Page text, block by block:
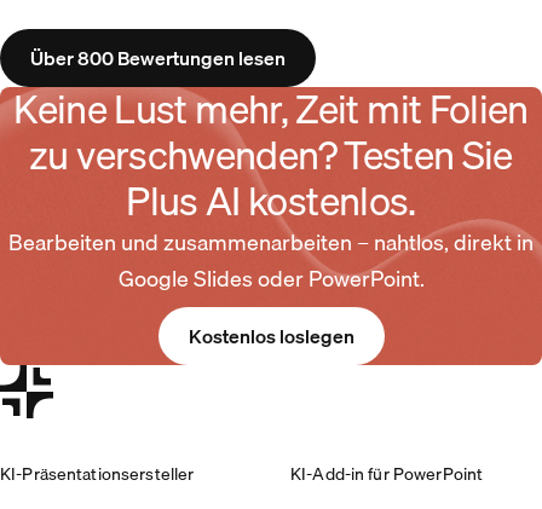
Über 800 Bewertungen lesen
Keine Lust mehr, Zeit mit Folien
zu verschwenden? Testen Sie
Plus AI kostenlos.
Bearbeiten und zusammenarbeiten – nahtlos, direkt in
Google Slides oder PowerPoint.
Kostenlos loslegen
KI-Präsentationsersteller
KI-Add-in für PowerPoint